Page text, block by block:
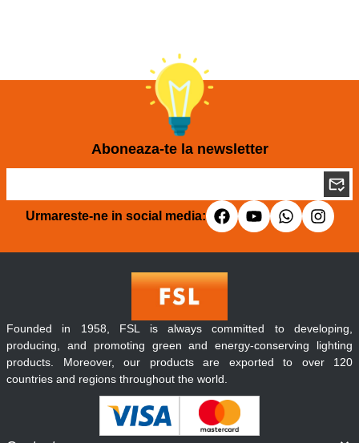
Aboneaza-te la newsletter
Urmareste-ne in social media:
Founded in 1958, FSL is always committed to developing,
producing, and promoting green and energy-conserving lighting
products. Moreover, our products are exported to over 120
countries and regions throughout the world.